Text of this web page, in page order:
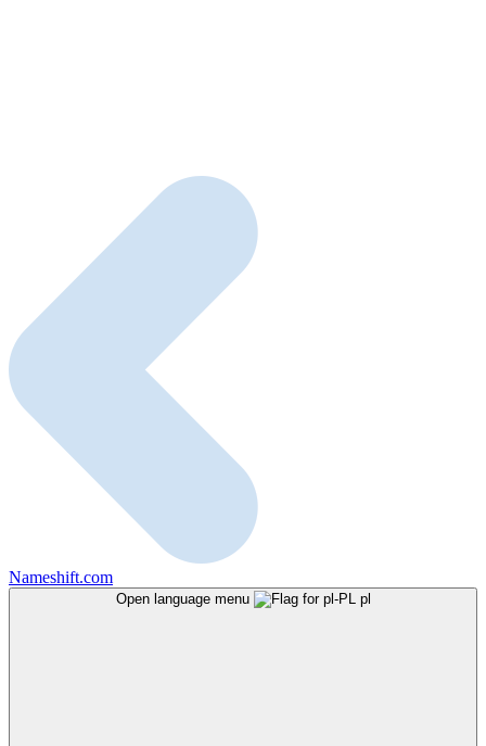
Nameshift.com
Open language menu pl